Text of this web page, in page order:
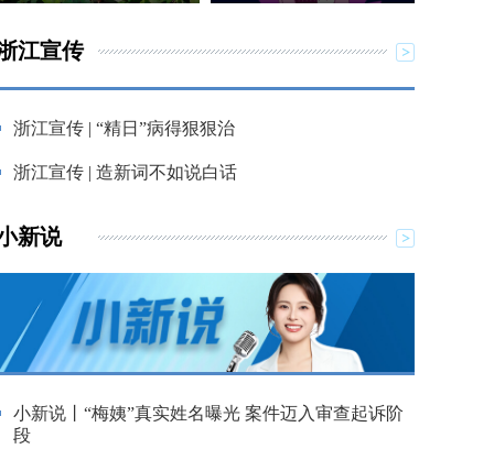
江宣传
浙江宣传 | “精日”病得狠狠治
浙江宣传 | 造新词不如说白话
新说
小新说丨“梅姨”真实姓名曝光 案件迈入审查起诉阶
段